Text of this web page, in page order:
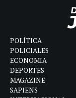
POLÍTICA
POLICIALES
ECONOMIA
DEPORTES
MAGAZINE
SAPIENS